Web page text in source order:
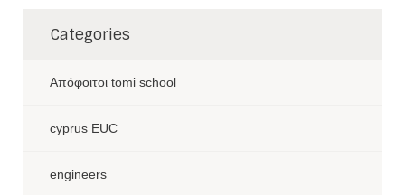
Categories
Aπόφοιτοι tomi school
cyprus EUC
engineers